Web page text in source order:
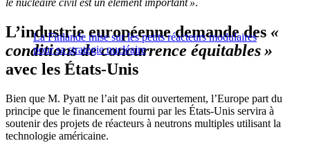
le nucléaire civil est un élément important ».
La Finlande mise sur les petits réacteurs modulaires
pour sa stratégie nucléaire
L’industrie européenne demande des «
conditions de concurrence équitables »
avec les États-Unis
Bien que M. Pyatt ne l’ait pas dit ouvertement, l’Europe part du
principe que le financement fourni par les États-Unis servira à
soutenir des projets de réacteurs à neutrons multiples utilisant la
technologie américaine.